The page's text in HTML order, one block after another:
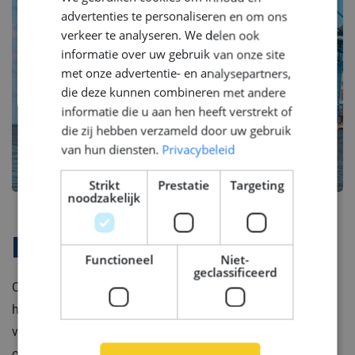
Bedrijfsprofiel
Onze klant is een toonaangevende dienstverlener in
hoogwaardige drijvende productiesystemen en
verankeringsoplossingen binnen de internationale
advertenties te personaliseren en om ons
verkeer te analyseren. We delen ook
informatie over uw gebruik van onze site
met onze advertentie- en analysepartners,
die deze kunnen combineren met andere
informatie die u aan hen heeft verstrekt of
die zij hebben verzameld door uw gebruik
van hun diensten. Privacybeleid
Strikt
noodzakelijk
Prestatie Targeting
Functioneel
Niet-
geclassificeerd